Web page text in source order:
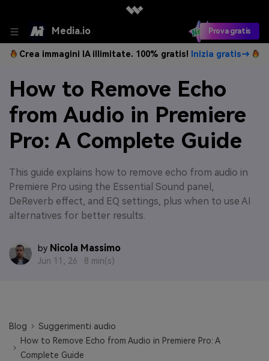
Media.io Prova gratis
Crea immagini IA illimitate. 100% gratis! Inizia gratis→
How to Remove Echo
from Audio in Premiere
Pro: A Complete Guide
This guide explains how to remove echo from audio in
Premiere Pro using the Essential Sound panel,
DeReverb effect, and EQ settings, plus when to use AI
alternatives for better results.
by Nicola Massimo
Jun 11, 26 · 8 min(s)
Blog
Suggerimenti audio
How to Remove Echo from Audio in Premiere Pro: A
Complete Guide